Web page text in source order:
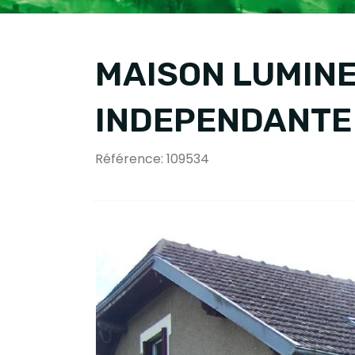
MAISON
INDEPENDANTE
Référence: 109534